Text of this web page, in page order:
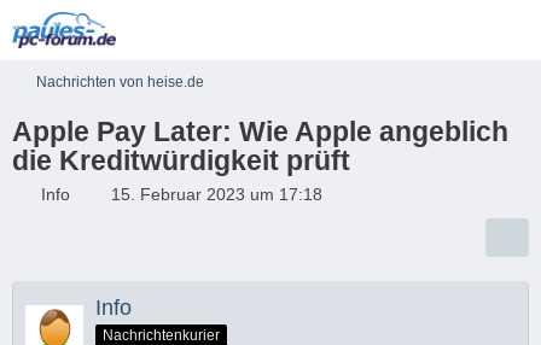
Nachrichten von heise.de
Apple Pay Later: Wie Apple angeblich
die Kreditwürdigkeit prüft
Info 15. Februar 2023 um 17:18
Info
Nachrichtenkurier